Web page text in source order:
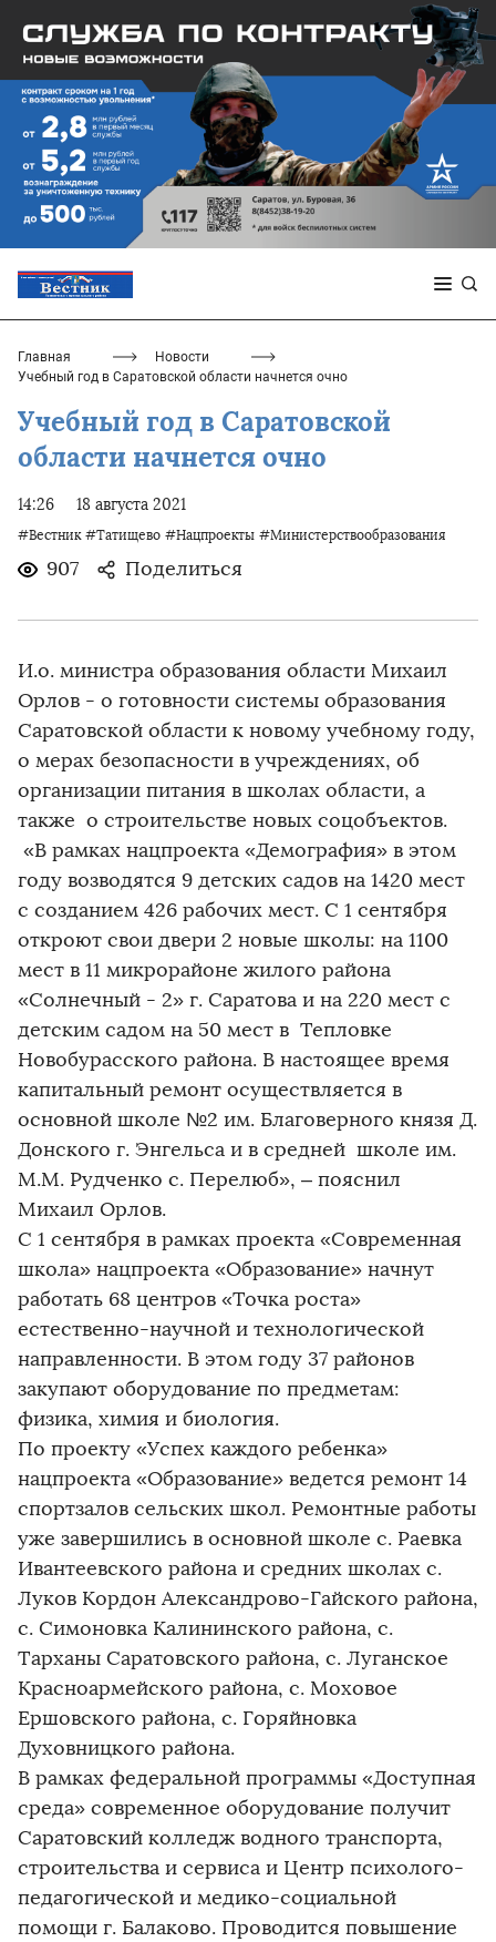
Главная
Новости
Учебный год в Саратовской области начнется очно
Учебный год в Саратовской
области начнется очно
14:26 18 августа 2021
#Вестник #Татищево #Нацпроекты #Министерствообразования
907 Поделиться
И.о. министра образования области Михаил
Орлов - о готовности системы образования
Саратовской области к новому учебному году,
о мерах безопасности в учреждениях, об
организации питания в школах области, а
также о строительстве новых соцобъектов.
«В рамках нацпроекта «Демография» в этом
году возводятся 9 детских садов на 1420 мест
с созданием 426 рабочих мест. С 1 сентября
откроют свои двери 2 новые школы: на 1100
мест в 11 микрорайоне жилого района
«Солнечный - 2» г. Саратова и на 220 мест с
детским садом на 50 мест в Тепловке
Новобурасского района. В настоящее время
капитальный ремонт осуществляется в
основной школе №2 им. Благоверного князя Д.
Донского г. Энгельса и в средней школе им.
М.М. Рудченко с. Перелюб», – пояснил
Михаил Орлов.
С 1 сентября в рамках проекта «Современная
школа» нацпроекта «Образование» начнут
работать 68 центров «Точка роста»
естественно-научной и технологической
направленности. В этом году 37 районов
закупают оборудование по предметам:
физика, химия и биология.
По проекту «Успех каждого ребенка»
нацпроекта «Образование» ведется ремонт 14
спортзалов сельских школ. Ремонтные работы
уже завершились в основной школе с. Раевка
Ивантеевского района и средних школах с.
Луков Кордон Александрово-Гайского района,
с. Симоновка Калининского района, с.
Тарханы Саратовского района, с. Луганское
Красноармейского района, с. Моховое
Ершовского района, с. Горяйновка
Духовницкого района.
В рамках федеральной программы «Доступная
среда» современное оборудование получит
Саратовский колледж водного транспорта,
строительства и сервиса и Центр психолого-
педагогической и медико-социальной
помощи г. Балаково. Проводится повышение